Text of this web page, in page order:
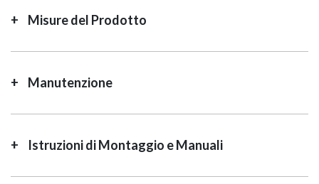
Misure del Prodotto
Manutenzione
Istruzioni di Montaggio e Manuali